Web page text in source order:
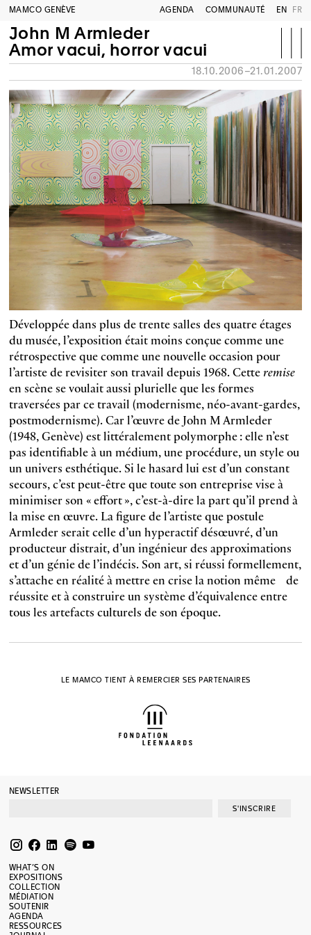
MAMCO GENÈVE AGENDA COMMUNAUTÉ EN FR
John M Armleder
Amor vacui, horror vacui
18.10.2006–21.01.2007
Développée dans plus de trente salles des quatre étages
du musée, l’exposition était moins conçue comme une
rétrospective que comme une nouvelle occasion pour
l’artiste de revisiter son travail depuis 1968. Cetteremise
en scène se voulait aussi plurielle que les formes
traversées par ce travail (modernisme, néo-avant-gardes,
postmodernisme). Car l’œuvre de John M Armleder
(1948, Genève) est littéralement polymorphe : elle n’est
pas identifiable à un médium, une procédure, un style ou
un univers esthétique. Si le hasard lui est d’un constant
secours, c’est peut-être que toute son entreprise vise à
minimiser son « effort », c’est-à-dire la part qu’il prend à
la mise en œuvre. La figure de l’artiste que postule
Armleder serait celle d’un hyperactif désœuvré, d’un
producteur distrait, d’un ingénieur des approximations
et d’un génie de l’indécis. Son art, si réussi formellement,
s’attache en réalité à mettre en crise la notion même de
réussite et à construire un système d’équivalence entre
tous les artefacts culturels de son époque.
LE MAMCO TIENT À REMERCIER SES PARTENAIRES
NEWSLETTER
S'INSCRIRE
WHAT’S ON
EXPOSITIONS
COLLECTION
MÉDIATION
SOUTENIR
AGENDA
RESSOURCES